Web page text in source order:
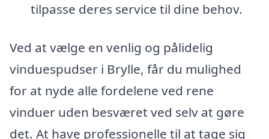
tilpasse deres service til dine behov.
Ved at vælge en venlig og pålidelig
vinduespudser i Brylle, får du mulighed
for at nyde alle fordelene ved rene
vinduer uden besværet ved selv at gøre
det. At have professionelle til at tage sig